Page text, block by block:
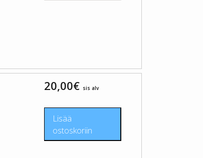
20,00€ sis alv
Lisää
ostoskoriin